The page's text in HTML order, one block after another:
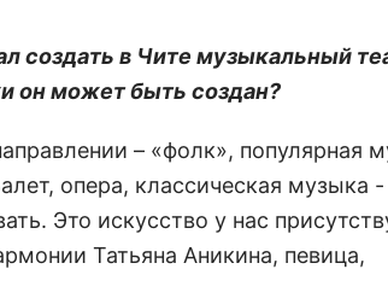
создать в Чите музыкальный
он может быть создан?
– «фолк», популярная
опера, классическая музыка -
Это искусство у нас
Татьяна Аникина, певица,